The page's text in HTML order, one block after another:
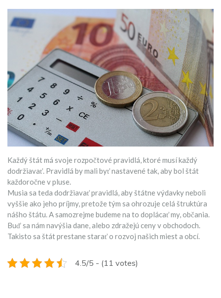
Každý štát má svoje rozpočtové pravidlá, ktoré musí každý
dodržiavať. Pravidlá by mali byť nastavené tak, aby bol štát
každoročne v pluse.
Musia sa teda dodržiavať pravidlá, aby štátne výdavky neboli
vyššie ako jeho príjmy, pretože tým sa ohrozuje celá štruktúra
nášho štátu. A samozrejme budeme na to doplácať my, občania.
Buď sa nám navýšia dane, alebo zdražejú ceny v obchodoch.
Takisto sa štát prestane starať o rozvoj našich miest a obcí.
4.5/5 - (11 votes)